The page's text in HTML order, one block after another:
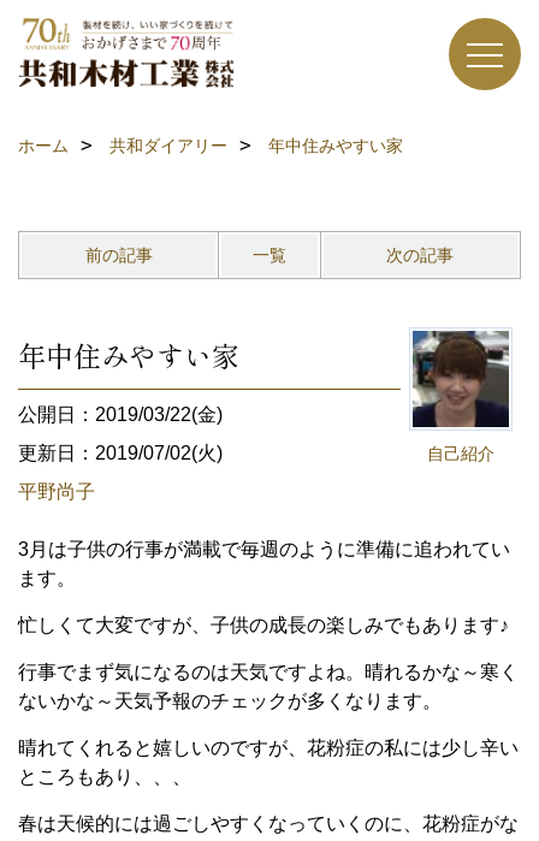
ホーム 共和ダイアリー 年中住みやすい家
前の記事 一覧 次の記事
自己紹介
年中住みやすい家
公開日：2019/03/22(金)
更新日：2019/07/02(火)
平野尚子
3月は子供の行事が満載で毎週のように準備に追われてい
ます。
忙しくて大変ですが、子供の成長の楽しみでもあります♪
行事でまず気になるのは天気ですよね。晴れるかな～寒く
ないかな～天気予報のチェックが多くなります。
晴れてくれると嬉しいのですが、花粉症の私には少し辛い
ところもあり、、、
春は天候的には過ごしやすくなっていくのに、花粉症がな